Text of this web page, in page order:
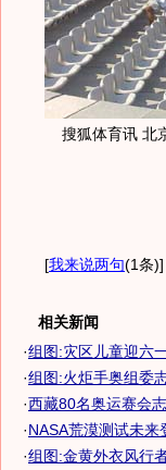
搜狐体育讯 北
[我来说两句(1条)]
相关新闻
·组图:灾区儿童迎六
·组图:火炬手奥组委
·西藏80名奥运赛会
·NASA荒漠测试未来
·组图:金黄外衣风行